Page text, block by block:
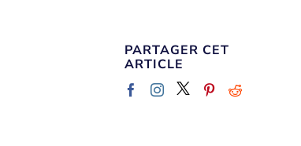
PARTAGER CET
ARTICLE